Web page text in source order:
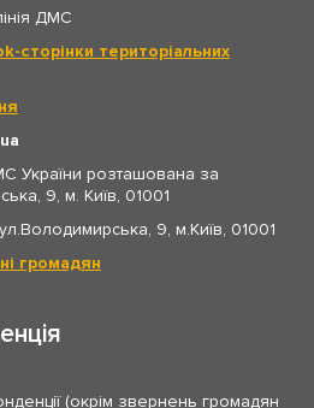
ДМС
сторінки територіальних
України розташована за
9, м. Київ, 01001
9, м.Київ, 01001
громадян
(окрім звернень громадян